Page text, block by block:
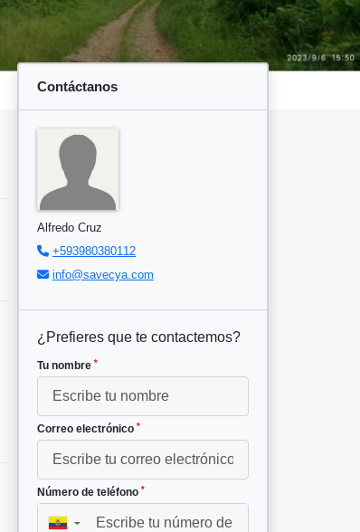
Contáctanos
Alfredo Cruz
+593980380112
info@savecya.com
¿Prefieres que te contactemos?
Tu nombre *
Correo electrónico *
Número de teléfono *
▼